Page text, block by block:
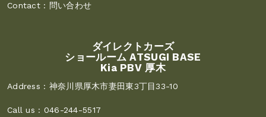
Contact : 問い合わせ
ダイレクトカーズ
ショールーム ATSUGI BASE
Kia PBV 厚木
Address : 神奈川県厚木市妻田東3丁目33-10
Call us : 046-244-5517